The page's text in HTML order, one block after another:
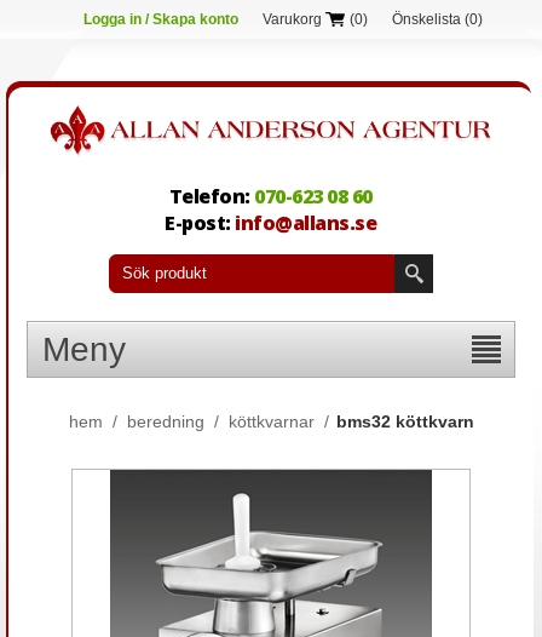
Logga in / Skapa konto Varukorg (0) Önskelista (0)
Telefon: 070-623 08 60
E-post: info@allans.se
Meny
hem / beredning / köttkvarnar / bms32 köttkvarn